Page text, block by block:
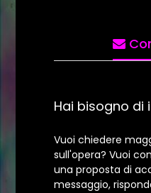
Hai bisogno di
Vuoi chiedere
sull'opera? Vuoi
una proposta di
messaggio,